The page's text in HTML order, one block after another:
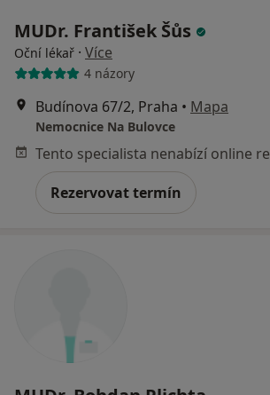
MUDr. František Šůs
Oční lékař · Více
4 názory
Budínova 67/2, Praha • Mapa
Nemocnice Na Bulovce
Rezervovat termín